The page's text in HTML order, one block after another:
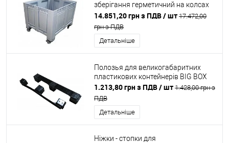
зберігання герметичний на колсах
BIG-BOX Champion 680
14.851,20 грн з ПДВ/ шт 17.472,00
грн з ПДВ
Детальніше
Полозья для великогабаритних
пластикових контейнерів BIG BOX
1.213,80 грн з ПДВ/ шт 1.428,00 грн з
ПДВ
Детальніше
Ніжки - стопки для